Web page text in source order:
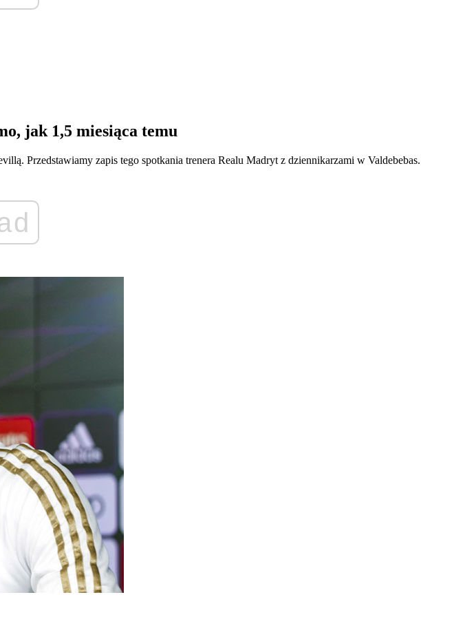
jak 1,5 miesiąca temu
Przedstawiamy zapis tego spotkania trenera Realu Madryt z dziennikarzami w Valdebebas.